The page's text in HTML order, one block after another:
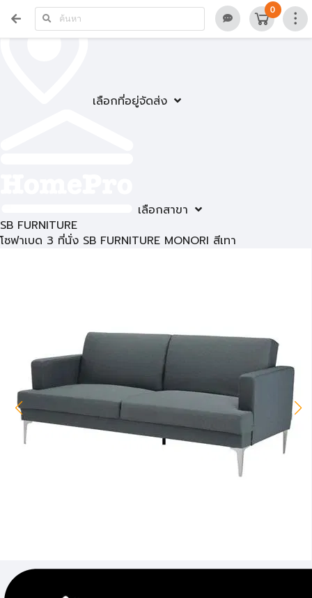
เลือกที่อยู่จัดส่ง
เลือกสาขา
0
SB FURNITURE
โซฟาเบด 3 ที่นั่ง SB FURNITURE MONORI สีเทา